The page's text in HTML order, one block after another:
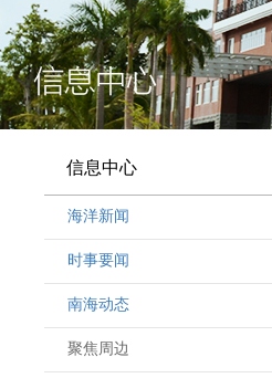
信息中心
海洋新闻
时事要闻
南海动态
聚焦周边